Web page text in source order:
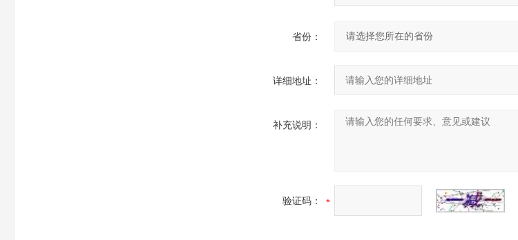
省份：
详细地址：
补充说明：
验证码：